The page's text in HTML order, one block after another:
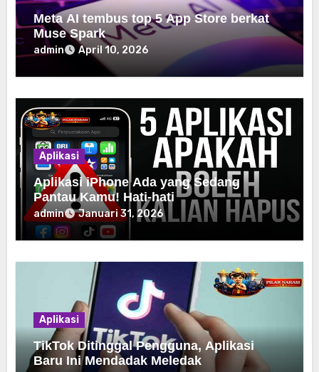
Meta AI tembus top 5 App Store berkat
Muse Spark
admin April 10, 2026
Aplikasi
Aplikasi iPhone Ada yang Sedang
Pantau Kamu! Hati-hati
admin Januari 31, 2026
Aplikasi
TikTok Ditinggal Pengguna, Aplikasi
Baru Ini Mendadak Meledak